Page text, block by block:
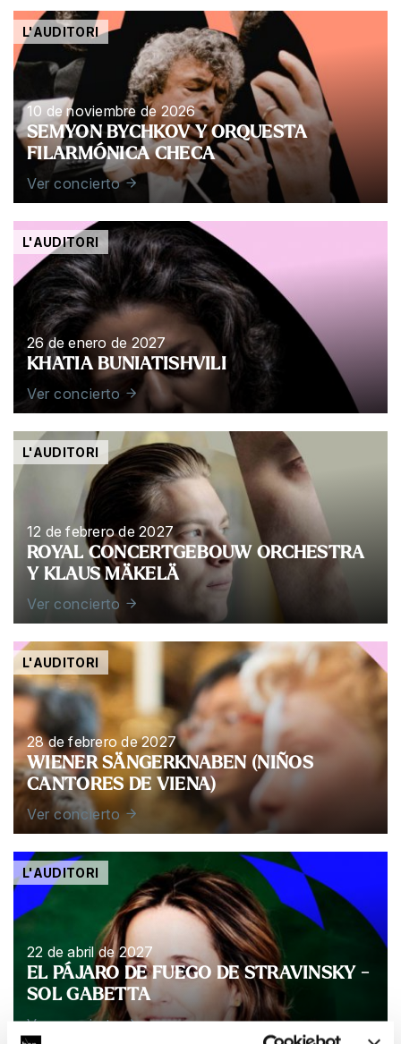
L'AUDITORI
10 de noviembre de 2026
SEMYON BYCHKOV Y ORQUESTA
FILARMÓNICA CHECA
Ver concierto
L'AUDITORI
26 de enero de 2027
KHATIA BUNIATISHVILI
Ver concierto
L'AUDITORI
12 de febrero de 2027
ROYAL CONCERTGEBOUW ORCHESTRA
Y KLAUS MÄKELÄ
Ver concierto
L'AUDITORI
28 de febrero de 2027
WIENER SÄNGERKNABEN (NIÑOS
CANTORES DE VIENA)
Ver concierto
L'AUDITORI
22 de abril de 2027
EL PÁJARO DE FUEGO DE STRAVINSKY -
SOL GABETTA
Ver concierto